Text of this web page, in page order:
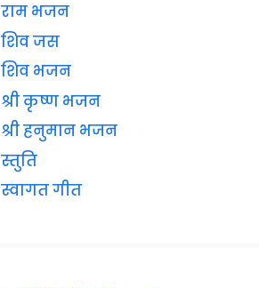
राम भजन
शिव जस
शिव भजन
श्री कृष्ण भजन
श्री हनुमान भजन
स्तुति
स्वागत गीत